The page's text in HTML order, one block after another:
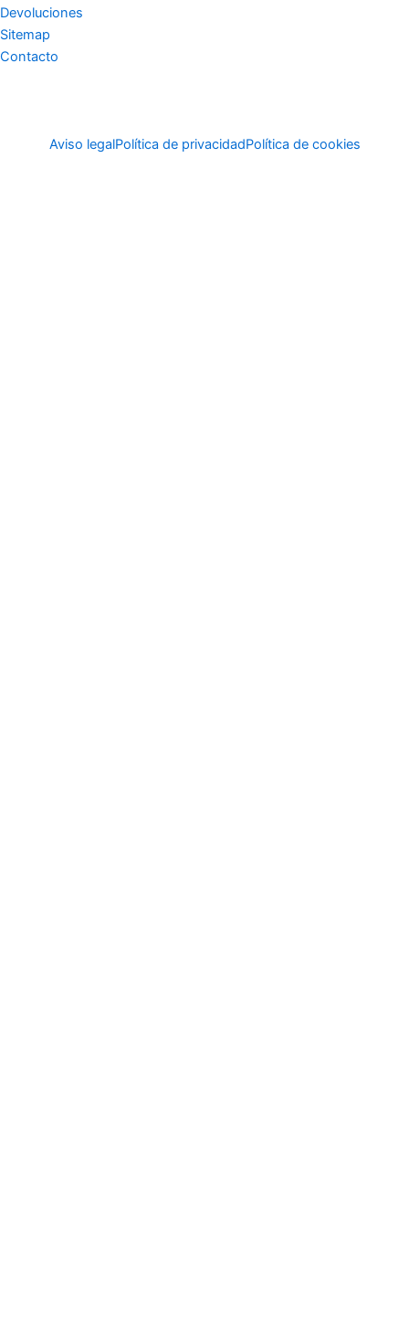
Devoluciones
Sitemap
Contacto
Aviso legalPolítica de privacidadPolítica de cookies